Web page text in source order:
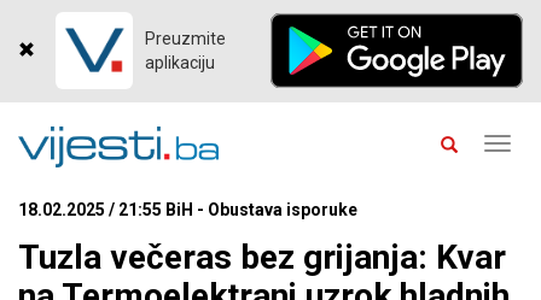
Preuzmite
aplikaciju
18.02.2025 / 21:55 BiH - Obustava isporuke
Tuzla večeras bez grijanja: Kvar